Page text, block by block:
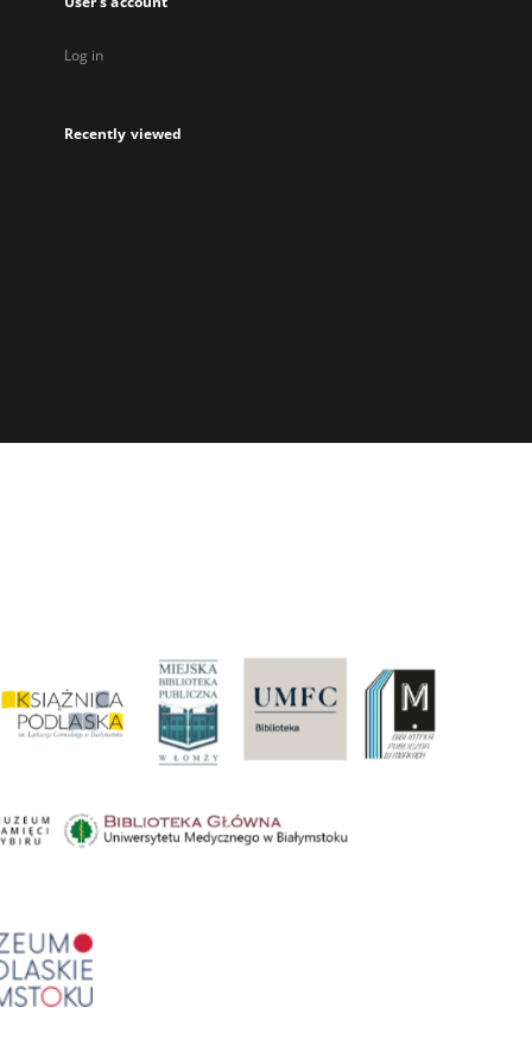
Log in
Recently viewed